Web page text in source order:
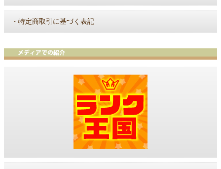
・ 特定商取引に基づく表記